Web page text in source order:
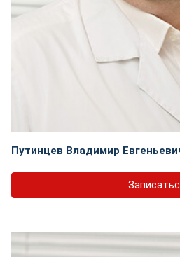
Путинцев Владимир